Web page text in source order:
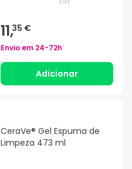
11,35 €
Envio em 24-72h
Adicionar
CeraVe® Gel Espuma de
Limpeza 473 ml